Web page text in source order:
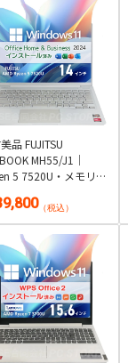
品 FUJITSU
MH55/J1｜
5 7520U・メモリ
軽量・顔認証｜
11・Microsoft
2024付き
（税込）